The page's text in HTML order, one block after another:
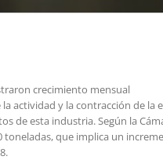
crecimiento mensual
actividad y la contracción de
esta industria. Según la
que implica un